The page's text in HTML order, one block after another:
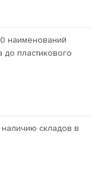
наименований
до пластикового
складов в